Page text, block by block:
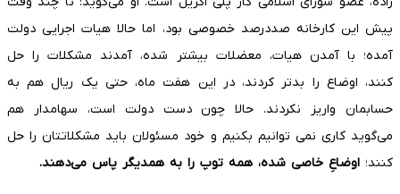
پیش این کارخانه صددرصد خصوصی بود، اما حالا هیات اجرایی دولت
آمده؛ با آمدن هیات، معضلات بیشتر شده، آمدند مشکلات را حل
کنند، اوضاع را بدتر کردند، در این هفت ماه، حتی یک ریال هم به
حسابمان واریز نکردند. حالا چون دست دولت است، سهامدار هم
می‌گوید کاری نمی توانیم بکنیم و خود مسئولان باید مشکلاتتان را حل
کنند؛ اوضاعِ خاصی شده، همه توپ را به همدیگر پاس می‌دهند.